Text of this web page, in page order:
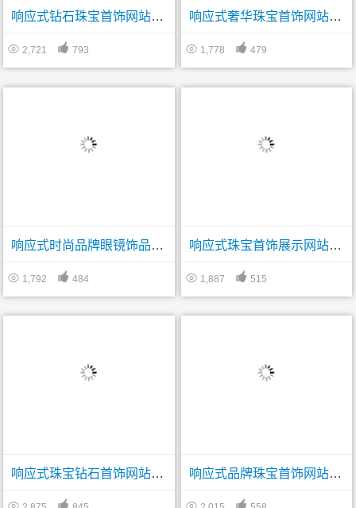
响应式钻石珠宝首饰网站帝国CMS模板
 2,721  793
响应式奢华珠宝首饰网站帝国CMS模板
 1,778  479
响应式时尚品牌眼镜饰品网站帝国CMS模板
 1,792  484
响应式珠宝首饰展示网站帝国CMS模板
 1,887  515
响应式珠宝钻石首饰网站帝国CMS模板(中英多语言站) 响应式品牌珠宝首饰网站帝国CMS模板